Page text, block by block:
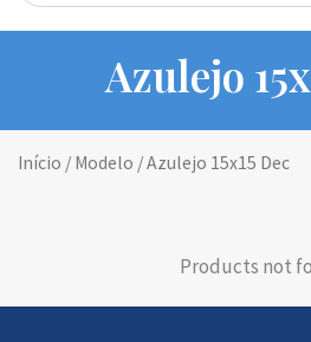
Azulejo
Início / Modelo / Azulejo 15x15 Dec
Products not